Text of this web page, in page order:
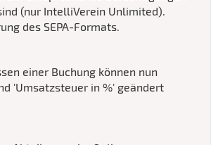
(nur IntelliVerein Unlimited).
des SEPA-Formats.
einer Buchung können nun
'Umsatzsteuer in %' geändert